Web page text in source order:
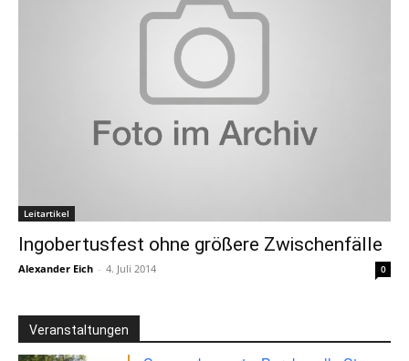
Leitartikel
Ingobertusfest ohne größere Zwischenfälle
Alexander Eich - 4. Juli 2014 0
Veranstaltungen